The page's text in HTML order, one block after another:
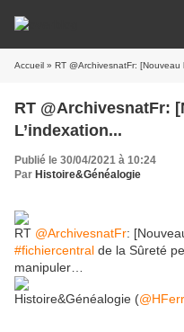
Accueil » RT @ArchivesnatFr: [Nouveau
RT @ArchivesnatFr:
L’indexation...
Publié le 30/04/2021 à 10:24
Par Histoire&Généalogie
RT @ArchivesnatFr:
#fichiercentral de la Sûreté
manipuler…
Histoire&Généalogie (